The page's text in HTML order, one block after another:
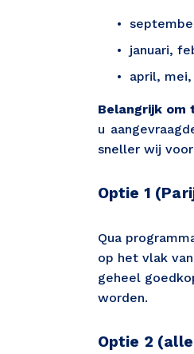
januari,
april,
Belangrijk om
u
sneller wij
Optie 1
Qua
op het vlak
geheel
worden.
Optie 2